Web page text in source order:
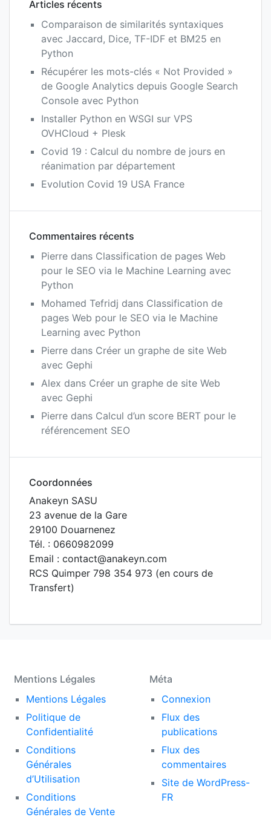
Articles récents
Comparaison de similarités syntaxiques
avec Jaccard, Dice, TF-IDF et BM25 en
Python
Récupérer les mots-clés « Not Provided »
de Google Analytics depuis Google Search
Console avec Python
Installer Python en WSGI sur VPS
OVHCloud + Plesk
Covid 19 : Calcul du nombre de jours en
réanimation par département
Evolution Covid 19 USA France
Commentaires récents
Pierre dans Classification de pages Web
pour le SEO via le Machine Learning avec
Python
Mohamed Tefridj dans Classification de
pages Web pour le SEO via le Machine
Learning avec Python
Pierre dans Créer un graphe de site Web
avec Gephi
Alex dans Créer un graphe de site Web
avec Gephi
Pierre dans Calcul d’un score BERT pour le
référencement SEO
Coordonnées
Anakeyn SASU
23 avenue de la Gare
29100 Douarnenez
Tél. : 0660982099
Email : contact@anakeyn.com
RCS Quimper 798 354 973 (en cours de
Transfert)
Mentions Légales
Mentions Légales
Politique de
Confidentialité
Conditions
Générales
d’Utilisation
Conditions
Générales de Vente
Méta
Connexion
Flux des
publications
Flux des
commentaires
Site de WordPress-
FR